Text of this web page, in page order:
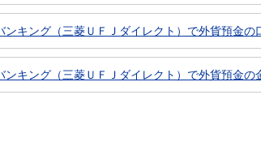
ンキング（三菱ＵＦＪダイレクト）で外貨預金の
ンキング（三菱ＵＦＪダイレクト）で外貨預金の